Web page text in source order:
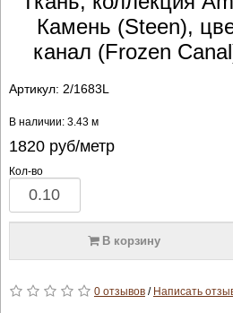
Камень (Steen),
канал (Frozen
Артикул: 2/1683L
В наличии: 3.43 м
1820руб/метр
Кол-во
В корзину
0 отзывов/ Написать